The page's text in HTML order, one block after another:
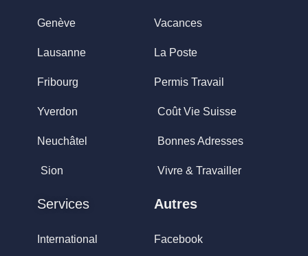
Genève
Lausanne
Fribourg
Yverdon
Neuchâtel
Sion
Vacances
La Poste
Permis Travail
Coût Vie Suisse
Bonnes Adresses
Vivre & Travailler
Services
International
Autres
Facebook